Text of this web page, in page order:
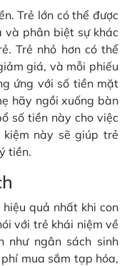
Trẻ lớn có thể được
và phân biệt sự khác
Trẻ nhỏ hơn có thể
giá, và mỗi phiếu
ứng với số tiền mặt
hãy ngồi xuống bàn
số tiền này cho việc
này sẽ giúp trẻ
tiền.
quả nhất khi con
với trẻ khái niệm về
như ngân sách sinh
mua sắm tạp hóa,